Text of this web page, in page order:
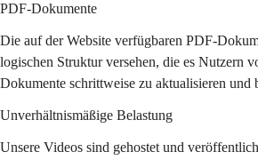
PDF-Dokumente
Die auf der Website verfügbaren PDF-
logischen Struktur versehen, die es Nutzern
Dokumente schrittweise zu aktualisieren und
Unverhältnismäßige Belastung
Unsere Videos sind gehostet und